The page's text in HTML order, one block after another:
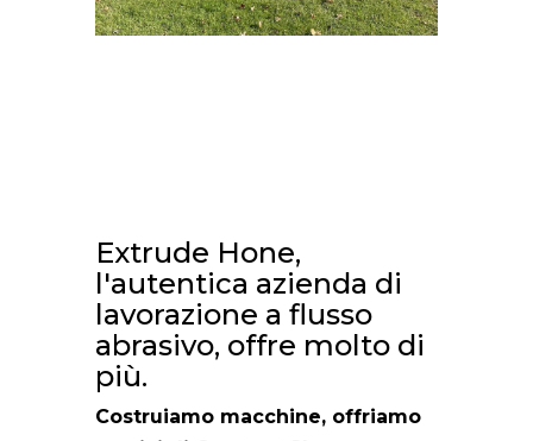
Extrude Hone,
l'autentica azienda di
lavorazione a flusso
abrasivo, offre molto di
più.
Costruiamo macchine, offriamo